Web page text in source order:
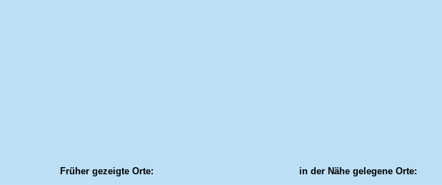
Früher gezeigte Orte: in der Nähe gelegene Orte: